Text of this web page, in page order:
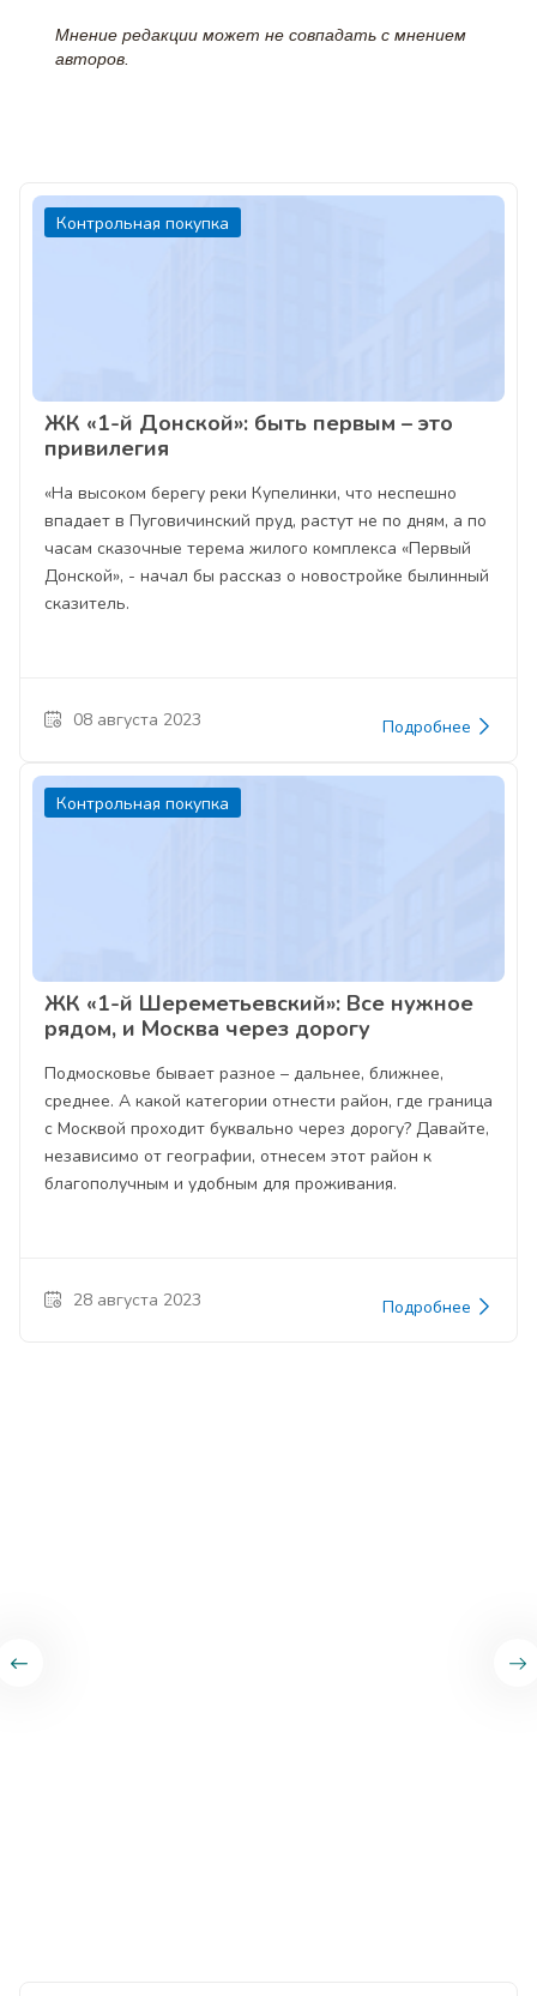
Мнение редакции может не совпадать с мнением
авторов.
Контрольная покупка
ЖК «1-й Донской»: быть первым – это
привилегия
«На высоком берегу реки Купелинки, что неспешно
впадает в Пуговичинский пруд, растут не по дням, а по
часам сказочные терема жилого комплекса «Первый
Донской», - начал бы рассказ о новостройке былинный
сказитель.
08 августа 2023 Подробнее
Контрольная покупка
ЖК «1-й Шереметьевский»: Все нужное
рядом, и Москва через дорогу
Подмосковье бывает разное – дальнее, ближнее,
среднее. А какой категории отнести район, где граница
с Москвой проходит буквально через дорогу? Давайте,
независимо от географии, отнесем этот район к
благополучным и удобным для проживания.
28 августа 2023 Подробнее